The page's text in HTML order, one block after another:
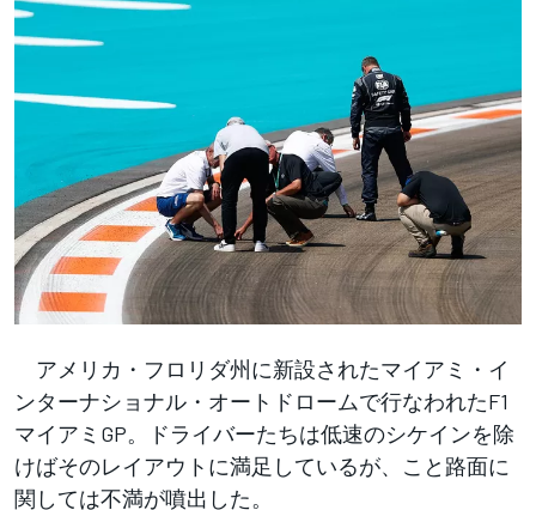
アメリカ・フロリダ州に新設されたマイアミ・イ
ンターナショナル・オートドロームで行なわれたF1
マイアミGP。ドライバーたちは低速のシケインを除
けばそのレイアウトに満足しているが、こと路面に
関しては不満が噴出した。